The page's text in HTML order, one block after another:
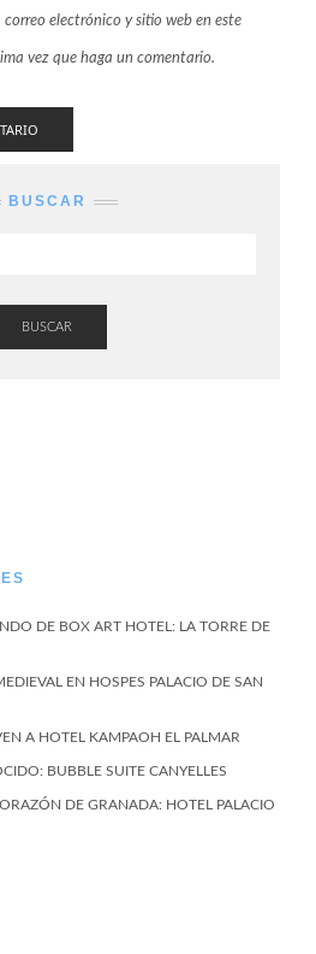
electrónico y sitio web en este
vez que haga un comentario.
BUSCAR
BUSCAR
DE BOX ART HOTEL: LA TORRE DE
EN HOSPES PALACIO DE SAN
A HOTEL KAMPAOH EL PALMAR
BUBBLE SUITE CANYELLES
DE GRANADA: HOTEL PALACIO